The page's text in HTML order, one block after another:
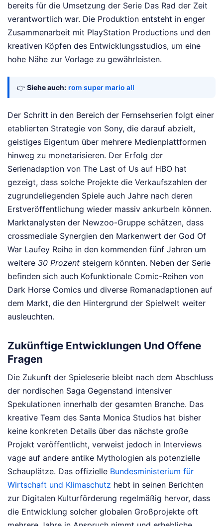
bereits für die Umsetzung der Serie Das Rad der Zeit
verantwortlich war. Die Produktion entsteht in enger
Zusammenarbeit mit PlayStation Productions und den
kreativen Köpfen des Entwicklungsstudios, um eine
hohe Nähe zur Vorlage zu gewährleisten.
👉 Siehe auch: rom super mario all
Der Schritt in den Bereich der Fernsehserien folgt einer
etablierten Strategie von Sony, die darauf abzielt,
geistiges Eigentum über mehrere Medienplattformen
hinweg zu monetarisieren. Der Erfolg der
Serienadaption von The Last of Us auf HBO hat
gezeigt, dass solche Projekte die Verkaufszahlen der
zugrundeliegenden Spiele auch Jahre nach deren
Erstveröffentlichung wieder massiv ankurbeln können.
Marktanalysten der Newzoo-Gruppe schätzen, dass
crossmediale Synergien den Markenwert der God Of
War Laufey Reihe in den kommenden fünf Jahren um
weitere 30 Prozent steigern könnten. Neben der Serie
befinden sich auch Kofunktionale Comic-Reihen von
Dark Horse Comics und diverse Romanadaptionen auf
dem Markt, die den Hintergrund der Spielwelt weiter
ausleuchten.
Zukünftige Entwicklungen Und Offene
Fragen
Die Zukunft der Spieleserie bleibt nach dem Abschluss
der nordischen Saga Gegenstand intensiver
Spekulationen innerhalb der gesamten Branche. Das
kreative Team des Santa Monica Studios hat bisher
keine konkreten Details über das nächste große
Projekt veröffentlicht, verweist jedoch in Interviews
vage auf andere antike Mythologien als potenzielle
Schauplätze. Das offizielle Bundesministerium für
Wirtschaft und Klimaschutz hebt in seinen Berichten
zur Digitalen Kulturförderung regelmäßig hervor, dass
die Entwicklung solcher globalen Großprojekte oft